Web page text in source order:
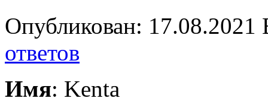
Опубликован:
ответов
Имя: Kenta